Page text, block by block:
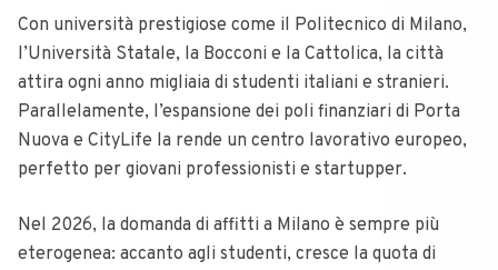
Con università prestigiose come il Politecnico di Milano,
l’Università Statale, la Bocconi e la Cattolica, la città
attira ogni anno migliaia di studenti italiani e stranieri.
Parallelamente, l’espansione dei poli finanziari di Porta
Nuova e CityLife la rende un centro lavorativo europeo,
perfetto per giovani professionisti e startupper.
Nel 2026, la domanda di affitti a Milano è sempre più
eterogenea: accanto agli studenti, cresce la quota di